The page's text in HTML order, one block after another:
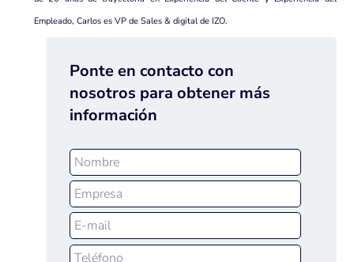
Empleado, Carlos es VP de Sales & digital de IZO.
Ponte en contacto con
nosotros para obtener más
información